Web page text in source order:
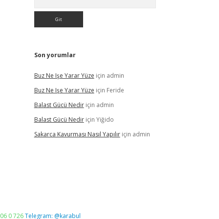
Son yorumlar
Buz Ne Işe Yarar Yüze için admin
Buz Ne Işe Yarar Yüze için Feride
Balast Gücü Nediriçin admin
Balast Gücü Nediriçin Yiğido
Sakarca Kavurması Nasıl Yapılıriçin admin
0 726Telegram: @karabul